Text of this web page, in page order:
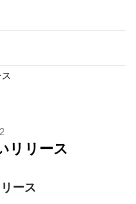
リリース
ース